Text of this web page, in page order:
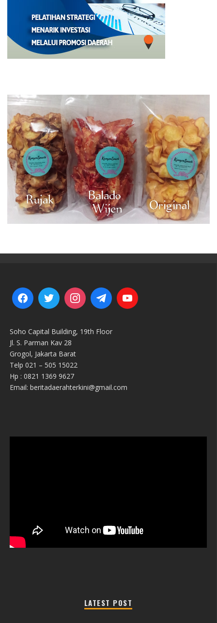
Soho Capital Building, 19th Floor
Jl. S. Parman Kav 28
Grogol, Jakarta Barat
Telp 021 – 505 15022
Hp : 0821 1369 9627
Email: beritadaerahterkini@gmail.com
LATEST POST